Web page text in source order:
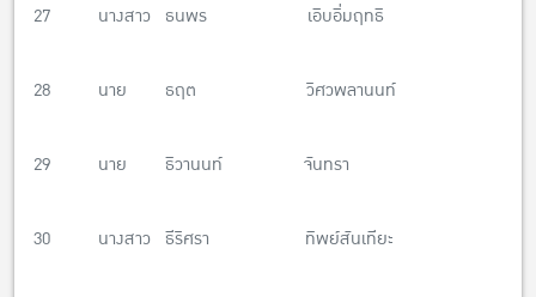
27 นางสาว ธนพร เอิบอิ่มฤทธิ
28 นาย ธฤต วิศวพลานนท์
29 นาย ธิวานนท์ จันทรา
30 นางสาว ธีริศรา ทิพย์สันเทียะ